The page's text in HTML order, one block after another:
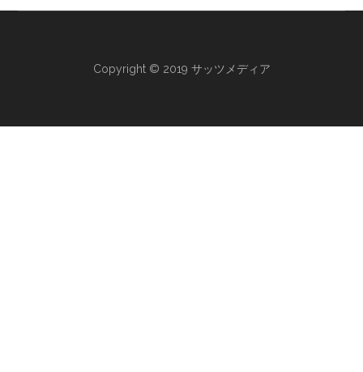
Copyright © 2019 サッツメディア